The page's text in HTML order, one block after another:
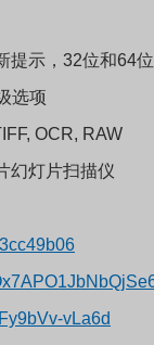
提示，32位和64
选项
OCR, RAW
幻灯片扫描仪
vLa6d